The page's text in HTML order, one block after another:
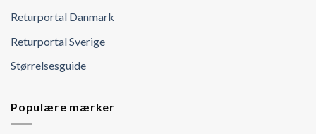
Returportal Danmark
Returportal Sverige
Størrelsesguide
Populære mærker